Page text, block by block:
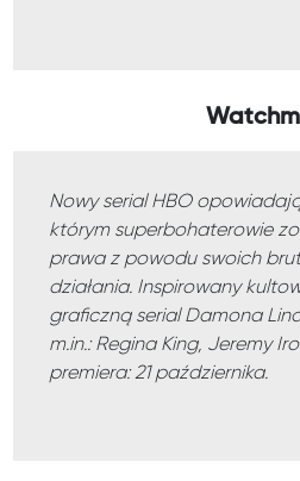
Nowy serial HBO
którym superbohaterowie
prawa z powodu swoich
działania. Inspirowany
graficzną serial Damona
m.in.: Regina King, Jeremy
premiera: 21 października.